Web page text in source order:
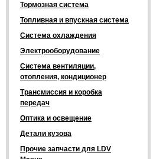
Тормозная система
Топливная и впускная система
Система охлаждения
Электрооборудование
Система вентиляции,
отопления, кондиционер
Трансмиссия и коробка
передач
Оптика и освещение
Детали кузова
Прочие запчасти для LDV